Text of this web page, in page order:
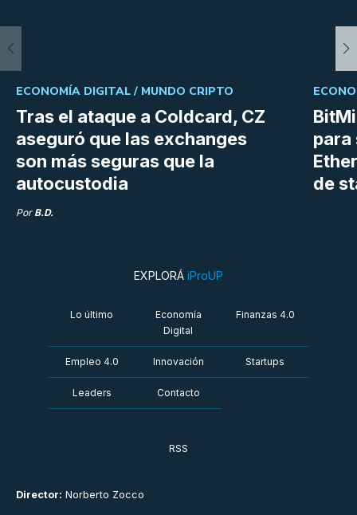
Tras el ataque a Coldcard, CZ
aseguró que las exchanges
son más seguras que la
autocustodia
ECONOMÍA DIGITAL / MUNDO CRIPTO
Por B.D.
para
de
Director: Norberto Zocco
EXPLORÁ iProUP
Lo último
Economía
Digital
Finanzas 4.0
Empleo 4.0 Innovación Startups
Leaders Contacto
RSS